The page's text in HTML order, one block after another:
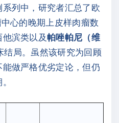
列中，研究者汇总了欧
心的晚期上皮样肉瘤数
他滨类以及帕唑帕尼（维
结局。虽然该研究为回顾
做严格优劣定论，但仍